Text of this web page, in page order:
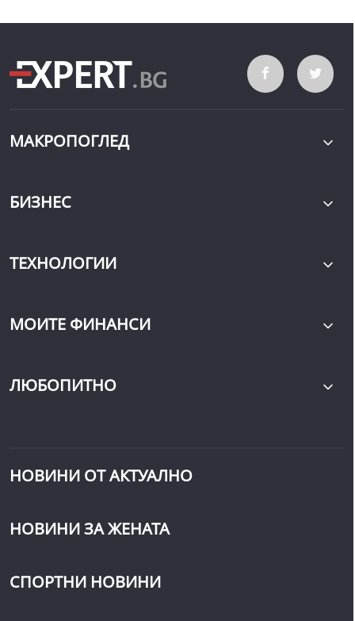
МАКРОПОГЛЕД
БИЗНЕС
ТЕХНОЛОГИИ
МОИТЕ ФИНАНСИ
ЛЮБОПИТНО
НОВИНИ ОТ АКТУАЛНО
НОВИНИ ЗА ЖЕНАТА
СПОРТНИ НОВИНИ